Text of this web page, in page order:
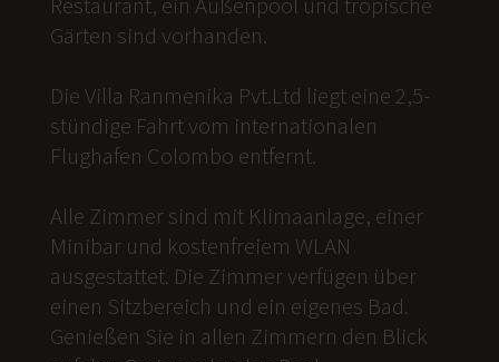
Gärten sind vorhanden.
Die Villa Ranmenika Pvt.Ltd liegt eine 2,5-
stündige Fahrt vom internationalen
Flughafen Colombo entfernt.
Alle Zimmer sind mit Klimaanlage, einer
Minibar und kostenfreiem WLAN
ausgestattet. Die Zimmer verfügen über
einen Sitzbereich und ein eigenes Bad.
Genießen Sie in allen Zimmern den Blick